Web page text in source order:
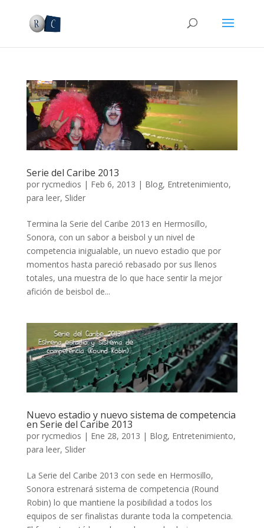
Serie del Caribe 2013
por rycmedios | Feb 6, 2013 | Blog, Entretenimiento,
para leer, Slider
Termina la Serie del Caribe 2013 en Hermosillo,
Sonora, con un sabor a beisbol y un nivel de
competencia inigualable, un nuevo estadio que por
momentos hasta pareció rebasado por sus llenos
totales, una muestra de lo que hace sentir la mejor
afición de beisbol de...
Nuevo estadio y nuevo sistema de competencia
en Serie del Caribe 2013
por rycmedios | Ene 28, 2013 | Blog, Entretenimiento,
para leer, Slider
La Serie del Caribe 2013 con sede en Hermosillo,
Sonora estrenará sistema de competencia (Round
Robin) lo que mantiene la posibilidad a todos los
equipos de ser finalistas durante toda la competencia.